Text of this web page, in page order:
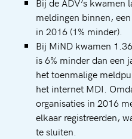
meldingen binnen,
in 2016 (1% minder).
Bij MiND kwamen
is 6% minder dan een
het toenmalige
het internet MDI.
organisaties in 2016
elkaar registreerden,
te sluiten.